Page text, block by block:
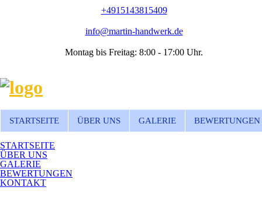
+4915143815409
info@martin-handwerk.de
Montag bis Freitag: 8:00 - 17:00 Uhr.
STARTSEITE ÜBER UNS GALERIE BEWERTUNGEN
STARTSEITE
ÜBER UNS
GALERIE
BEWERTUNGEN
KONTAKT